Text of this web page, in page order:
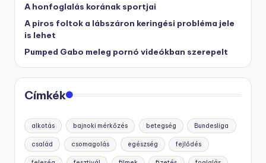
A honfoglalás korának sportjai
A piros foltok a lábszáron keringési probléma jele
is lehet
Pumped Gabo meleg pornó videókban szerepelt
Címkék
alkotás bajnoki mérkőzés betegség Bundesliga
család csomagolás egészség fejlődés